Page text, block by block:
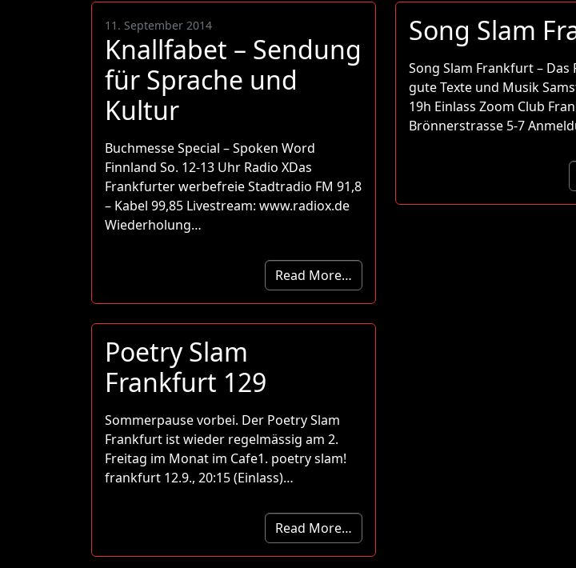
11. September 2014
Knallfabet – Sendung
für Sprache und
Kultur
Buchmesse Special – Spoken Word
Finnland So. 12-13 Uhr Radio XDas
Frankfurter werbefreie Stadtradio FM 91,8
– Kabel 99,85 Livestream: www.radiox.de
Wiederholung…
Read More…
Song Slam
Song Slam Frankfurt –
gute Texte und Musik
19h Einlass Zoom Club
Brönnerstrasse 5-7
Poetry Slam
Frankfurt 129
Sommerpause vorbei. Der Poetry Slam
Frankfurt ist wieder regelmässig am 2.
Freitag im Monat im Cafe1. poetry slam!
frankfurt 12.9., 20:15 (Einlass)…
Read More…